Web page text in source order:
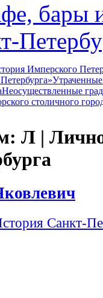
бары
Имперского
Неосуществленные
столичного
Л |
Санкт-